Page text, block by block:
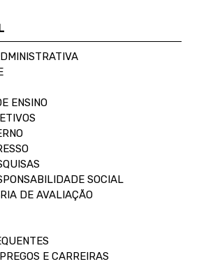
ENSINO
SOCIAL
DE AVALIAÇÃO
E CARREIRAS